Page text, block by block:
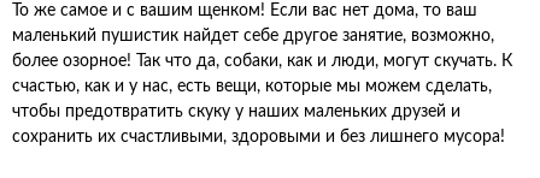
То же самое и с вашим щенком! Если вас нет дома, то ваш
маленький пушистик найдет себе другое занятие, возможно,
более озорное! Так что да, собаки, как и люди, могут скучать. К
счастью, как и у нас, есть вещи, которые мы можем сделать,
чтобы предотвратить скуку у наших маленьких друзей и
сохранить их счастливыми, здоровыми и без лишнего мусора!